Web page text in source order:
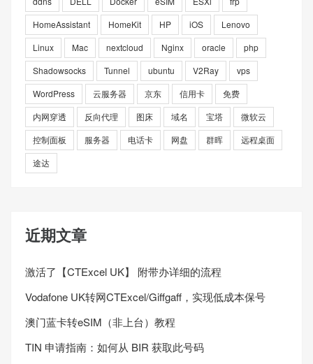
HomeAssistant
HomeKit HP iOS
Lenovo
Linux
Mac nextcloud Nginx oracle
php
Shadowsocks
Tunnel ubuntu V2Ray
vps
WordPress
云服务器 京东 信用卡
免费
内网穿透
反向代理 图床 域名 宝塔
微软云
控制面板
服务器 电话卡 网盘 群晖
远程桌面
途达
近期文章
激活了【CTExcel UK】 附带办详细的流程
Vodafone UK转网CTExcel/Giffgaff，实现低成本保号
澳门蓝卡转eSIM（非上台）教程
TIN 申请指南：如何从 BIR 获取此号码